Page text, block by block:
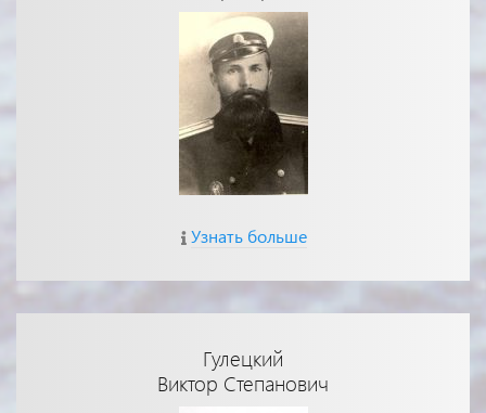
Узнать больше
Гулецкий
Виктор Степанович